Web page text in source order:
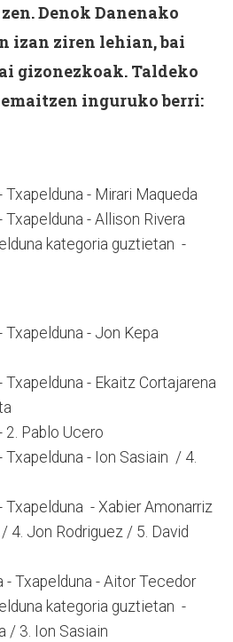
Denok Danenako
izan ziren lehian, bai
gizonezkoak. Taldeko
inguruko berri:
- Mirari Maqueda
- Allison Rivera
kategoria guztietan -
Txapelduna - Jon Kepa
- Ekaitz Cortajarena
2. Pablo Ucero
Txapelduna - Ion Sasiain / 4.
Txapelduna - Xabier Amonarriz
4. Jon Rodriguez / 5. David
- Txapelduna - Aitor Tecedor
kategoria guztietan -
/ 3. Ion Sasiain